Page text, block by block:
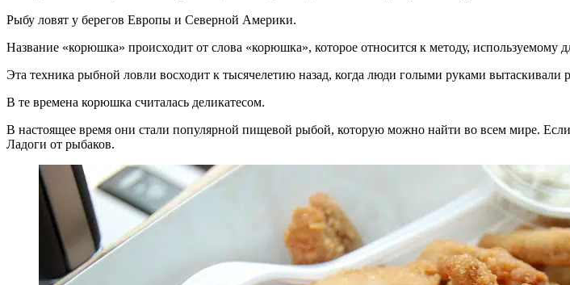
Рыбу ловят у берегов Европы и Северной Америки.
Название «корюшка» происходит от слова «корюшка», которое относится к методу, используемому
Эта техника рыбной ловли восходит к тысячелетию назад, когда люди голыми руками вытаскивали
В те времена корюшка считалась деликатесом.
В настоящее время они стали популярной пищевой рыбой, которую можно найти во всем мире. Если
Ладоги от рыбаков.